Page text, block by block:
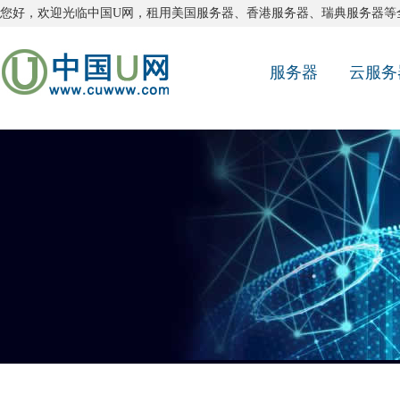
您好，欢迎光临中国U网，租用 美国服务器、 香港服务器、 瑞典服务器等
服务器 云服